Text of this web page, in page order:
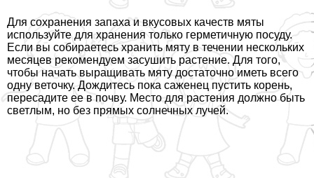
Для сохранения запаха и вкусовых качеств мяты
используйте для хранения только герметичную посуду.
Если вы собираетесь хранить мяту в течении нескольких
месяцев рекомендуем засушить растение. Для того,
чтобы начать выращивать мяту достаточно иметь всего
одну веточку. Дождитесь пока саженец пустить корень,
пересадите ее в почву. Место для растения должно быть
светлым, но без прямых солнечных лучей.